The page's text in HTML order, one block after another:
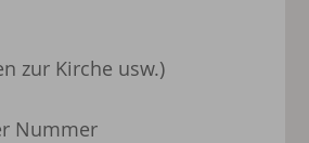
zur Kirche usw.)
Nummer